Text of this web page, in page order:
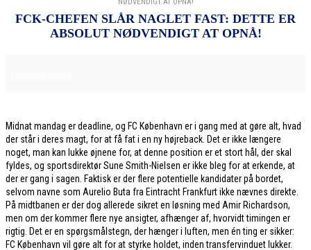
FCK-CHEFEN SLÅR NAGLET FAST: DETTE ER
ABSOLUT NØDVENDIGT AT OPNÅ!
Midnat mandag er deadline, og FC København er i gang med at gøre alt, hvad
der står i deres magt, for at få fat i en ny højreback. Det er ikke længere
noget, man kan lukke øjnene for, at denne position er et stort hål, der skal
fyldes, og sportsdirektør Sune Smith-Nielsen er ikke bleg for at erkende, at
der er gang i sagen. Faktisk er der flere potentielle kandidater på bordet,
selvom navne som Aurelio Buta fra Eintracht Frankfurt ikke nævnes direkte.
På midtbanen er der dog allerede sikret en løsning med Amir Richardson,
men om der kommer flere nye ansigter, afhænger af, hvorvidt timingen er
rigtig. Det er en spørgsmålstegn, der hænger i luften, men én ting er sikker:
FC København vil gøre alt for at styrke holdet, inden transfervinduet lukker.